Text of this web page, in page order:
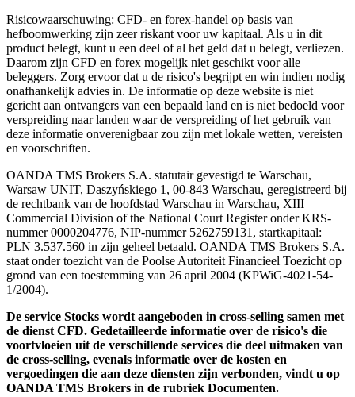
Risicowaarschuwing: CFD- en forex-handel op basis van
hefboomwerking zijn zeer riskant voor uw kapitaal. Als u in dit
product belegt, kunt u een deel of al het geld dat u belegt, verliezen.
Daarom zijn CFD en forex mogelijk niet geschikt voor alle
beleggers. Zorg ervoor dat u de risico's begrijpt en win indien nodig
onafhankelijk advies in. De informatie op deze website is niet
gericht aan ontvangers van een bepaald land en is niet bedoeld voor
verspreiding naar landen waar de verspreiding of het gebruik van
deze informatie onverenigbaar zou zijn met lokale wetten, vereisten
en voorschriften.
OANDA TMS Brokers S.A. statutair gevestigd te Warschau,
Warsaw UNIT, Daszyńskiego 1, 00-843 Warschau, geregistreerd bij
de rechtbank van de hoofdstad Warschau in Warschau, XIII
Commercial Division of the National Court Register onder KRS-
nummer 0000204776, NIP-nummer 5262759131, startkapitaal:
PLN 3.537.560 in zijn geheel betaald. OANDA TMS Brokers S.A.
staat onder toezicht van de Poolse Autoriteit Financieel Toezicht op
grond van een toestemming van 26 april 2004 (KPWiG-4021-54-
1/2004).
De service Stocks wordt aangeboden in cross-selling samen met
de dienst CFD. Gedetailleerde informatie over de risico's die
voortvloeien uit de verschillende services die deel uitmaken van
de cross-selling, evenals informatie over de kosten en
vergoedingen die aan deze diensten zijn verbonden, vindt u op
OANDA TMS Brokers in de rubriek Documenten.